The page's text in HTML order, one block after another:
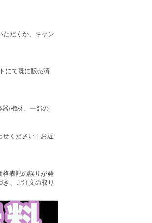
ただくか、キャン
にて既に販売済
器/機材、一部の
せください！お近
格表記の誤りが発
、ご注文の取り